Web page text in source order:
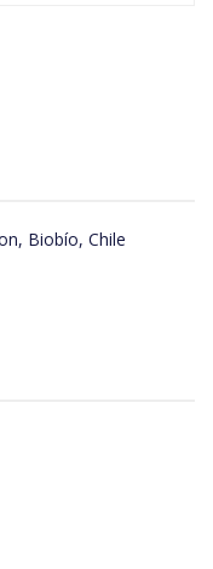
Biobío, Chile